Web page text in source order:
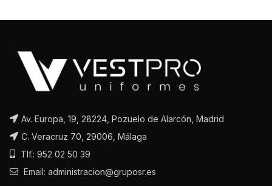
Av. Europa, 19, 28224, Pozuelo de Alarcón, Madrid
C. Veracruz 70, 29006, Málaga
Tlf.: 952 02 50 39
Email: administracion@gruposr.es